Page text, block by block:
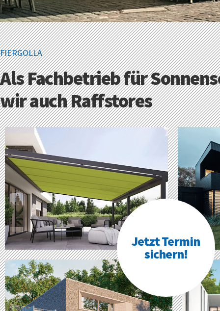
FIERGOLLA
Als Fachbetrieb für
wir auch Raffstores
Jetzt Termin
sichern!